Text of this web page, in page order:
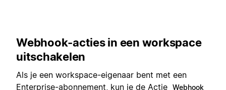
Webhook-acties in een workspace
uitschakelen
Als je een workspace-eigenaar bent met een
Enterprise-abonnement, kun je de Actie Webhook